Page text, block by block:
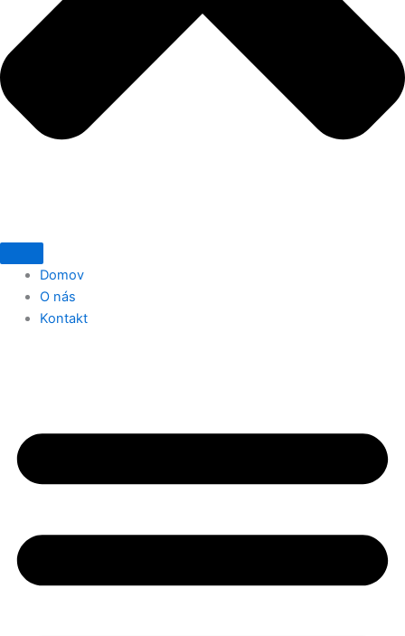
Domov
O nás
Kontakt